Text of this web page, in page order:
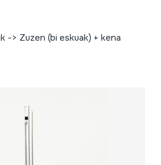
-> Zuzen (bi eskuak) + kena